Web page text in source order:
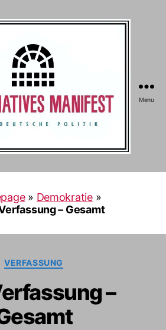
Manifest
Menu
» Demokratie»
– Gesamt
Categories
VERFASSUNG
–